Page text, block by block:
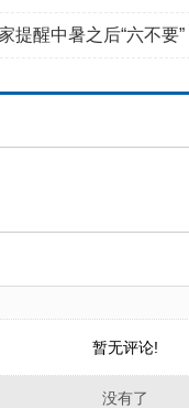
提醒中暑之后“六不要”
暂无评论!
没有了